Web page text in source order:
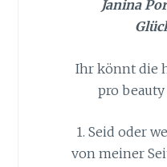
Janina
Ihr könnt die
pro
1. Seid oder
von meiner